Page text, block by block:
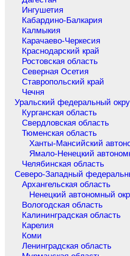
Ингушетия
Кабардино-Балкария
Калмыкия
Карачаево-Черкесия
Краснодарский край
Ростовская область
Северная Осетия
Ставропольский край
Чечня
Уральский федеральный
Курганская область
Свердловская область
Тюменская область
Ханты-Мансийский
Ямало-Ненецкий
Челябинская область
Северо-Западный
Архангельская область
Ненецкий автономный
Вологодская область
Калининградская область
Карелия
Коми
Ленинградская область